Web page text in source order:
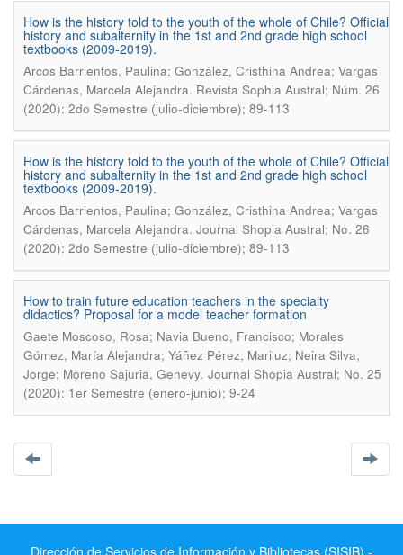
How is the history told to the youth of the whole of Chile? Official
history and subalternity in the 1st and 2nd grade high school
textbooks (2009-2019).
Arcos Barrientos, Paulina; González, Cristhina Andrea; Vargas
Cárdenas, Marcela Alejandra. Revista Sophia Austral; Núm. 26
(2020): 2do Semestre (julio-diciembre); 89-113
How is the history told to the youth of the whole of Chile? Official
history and subalternity in the 1st and 2nd grade high school
textbooks (2009-2019).
Arcos Barrientos, Paulina; González, Cristhina Andrea; Vargas
Cárdenas, Marcela Alejandra. Journal Shopia Austral; No. 26
(2020): 2do Semestre (julio-diciembre); 89-113
How to train future education teachers in the specialty
didactics? Proposal for a model teacher formation
Gaete Moscoso, Rosa; Navia Bueno, Francisco; Morales
Gómez, María Alejandra; Yáñez Pérez, Mariluz; Neira Silva,
Jorge; Moreno Sajuria, Genevy. Journal Shopia Austral; No. 25
(2020): 1er Semestre (enero-junio); 9-24
Dirección de Servicios de Información y Bibliotecas (SISIB) -